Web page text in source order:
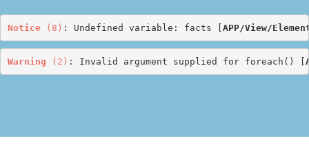
Notice (8) : Undefined variable: facts [APP/View/
Warning (2) : Invalid argument supplied for foreach() [